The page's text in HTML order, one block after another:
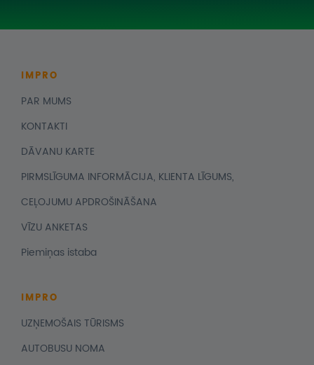
IMPRO
PAR MUMS
KONTAKTI
DĀVANU KARTE
PIRMSLĪGUMA INFORMĀCIJA, KLIENTA LĪGUMS,
CEĻOJUMU APDROŠINĀŠANA
VĪZU ANKETAS
Piemiņas istaba
IMPRO
UZŅEMOŠAIS TŪRISMS
AUTOBUSU NOMA